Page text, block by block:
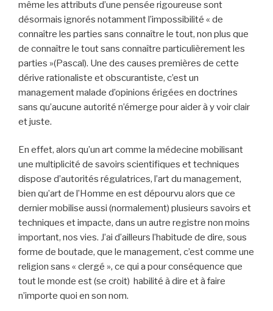
même les attributs d’une pensée rigoureuse sont
désormais ignorés notamment l’impossibilité « de
connaître les parties sans connaître le tout, non plus que
de connaître le tout sans connaître particulièrement les
parties »(Pascal). Une des causes premières de cette
dérive rationaliste et obscurantiste, c’est un
management malade d’opinions érigées en doctrines
sans qu’aucune autorité n’émerge pour aider à y voir clair
et juste.
En effet, alors qu’un art comme la médecine mobilisant
une multiplicité de savoirs scientifiques et techniques
dispose d’autorités régulatrices, l’art du management,
bien qu’art de l’Homme en est dépourvu alors que ce
dernier mobilise aussi (normalement) plusieurs savoirs et
techniques et impacte, dans un autre registre non moins
important, nos vies. J’ai d’ailleurs l’habitude de dire, sous
forme de boutade, que le management, c’est comme une
religion sans « clergé », ce qui a pour conséquence que
tout le monde est (se croit) habilité à dire et à faire
n’importe quoi en son nom.